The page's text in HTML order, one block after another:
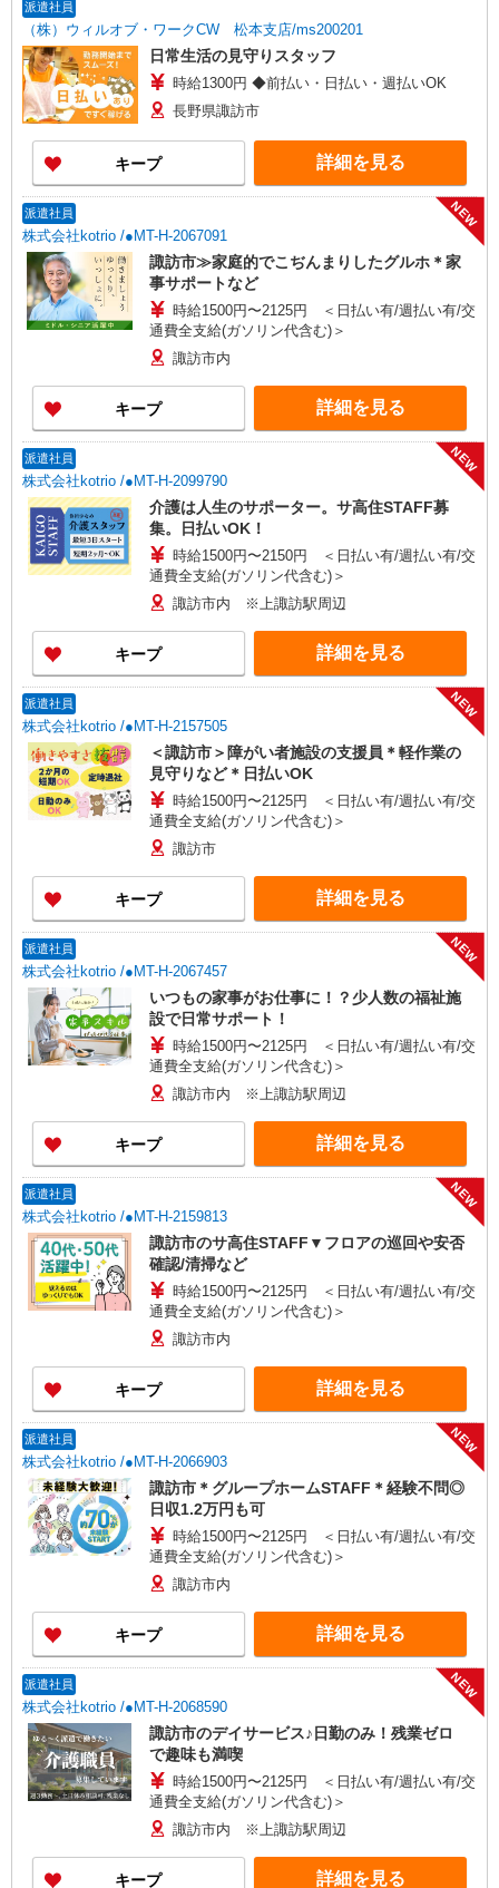
派遣社員
（株）ウィルオブ・ワークCW 松本支店/ms200201
日常生活の見守りスタッフ
時給1300円 ◆前払い・日払い・週払いOK
長野県諏訪市
キープ 詳細を見る
派遣社員
株式会社kotrio /●MT-H-2067091
NEW
諏訪市≫家庭的でこぢんまりしたグルホ＊家
事サポートなど
時給1500円〜2125円 ＜日払い有/週払い有/交
通費全支給(ガソリン代含む)＞
諏訪市内
キープ 詳細を見る
派遣社員
株式会社kotrio /●MT-H-2099790
NEW
介護は人生のサポーター。サ高住STAFF募
集。日払いOK！
時給1500円〜2150円 ＜日払い有/週払い有/交
通費全支給(ガソリン代含む)＞
諏訪市内 ※上諏訪駅周辺
キープ 詳細を見る
派遣社員
株式会社kotrio /●MT-H-2157505
NEW
＜諏訪市＞障がい者施設の支援員＊軽作業の
見守りなど＊日払いOK
時給1500円〜2125円 ＜日払い有/週払い有/交
通費全支給(ガソリン代含む)＞
諏訪市
キープ 詳細を見る
派遣社員
株式会社kotrio /●MT-H-2067457
NEW
いつもの家事がお仕事に！？少人数の福祉施
設で日常サポート！
時給1500円〜2125円 ＜日払い有/週払い有/交
通費全支給(ガソリン代含む)＞
諏訪市内 ※上諏訪駅周辺
キープ 詳細を見る
派遣社員
株式会社kotrio /●MT-H-2159813
NEW
諏訪市のサ高住STAFF▼フロアの巡回や安否
確認/清掃など
時給1500円〜2125円 ＜日払い有/週払い有/交
通費全支給(ガソリン代含む)＞
諏訪市内
キープ 詳細を見る
派遣社員
株式会社kotrio /●MT-H-2066903
NEW
諏訪市＊グループホームSTAFF＊経験不問◎
日収1.2万円も可
時給1500円〜2125円 ＜日払い有/週払い有/交
通費全支給(ガソリン代含む)＞
諏訪市内
キープ 詳細を見る
派遣社員
株式会社kotrio /●MT-H-2068590
NEW
諏訪市のデイサービス♪日勤のみ！残業ゼロ
で趣味も満喫
時給1500円〜2125円 ＜日払い有/週払い有/交
通費全支給(ガソリン代含む)＞
諏訪市内 ※上諏訪駅周辺
キープ 詳細を見る